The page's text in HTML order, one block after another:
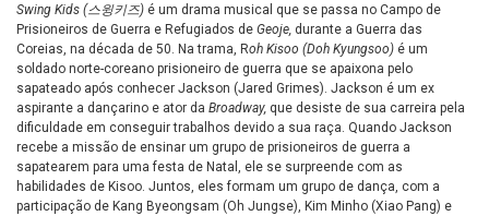
Swing Kids (스윙키즈) é um drama musical que se passa no Campo de
Prisioneiros de Guerra e Refugiados de Geoje, durante a Guerra das
Coreias, na década de 50. Na trama, Roh Kisoo (Doh Kyungsoo) é um
soldado norte-coreano prisioneiro de guerra que se apaixona pelo
sapateado após conhecer Jackson (Jared Grimes). Jackson é um ex
aspirante a dançarino e ator da Broadway, que desiste de sua carreira pela
dificuldade em conseguir trabalhos devido a sua raça. Quando Jackson
recebe a missão de ensinar um grupo de prisioneiros de guerra a
sapatearem para uma festa de Natal, ele se surpreende com as
habilidades de Kisoo. Juntos, eles formam um grupo de dança, com a
participação de Kang Byeongsam (Oh Jungse), Kim Minho (Xiao Pang) e